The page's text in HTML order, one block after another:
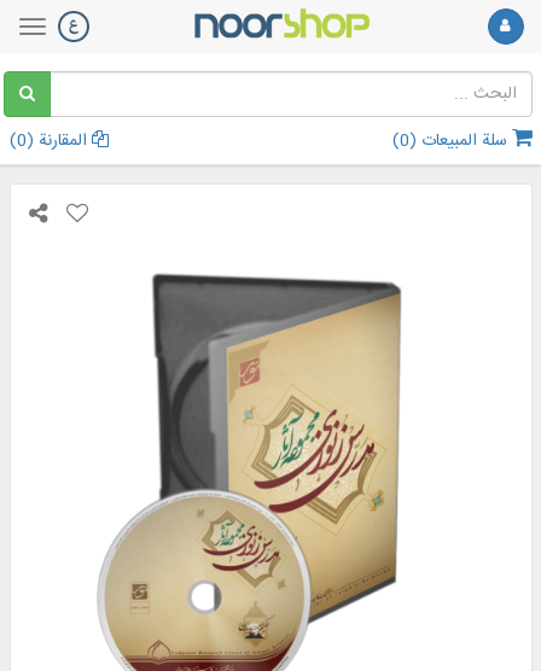
سلة المبيعات (0
) المقارنة (0
)